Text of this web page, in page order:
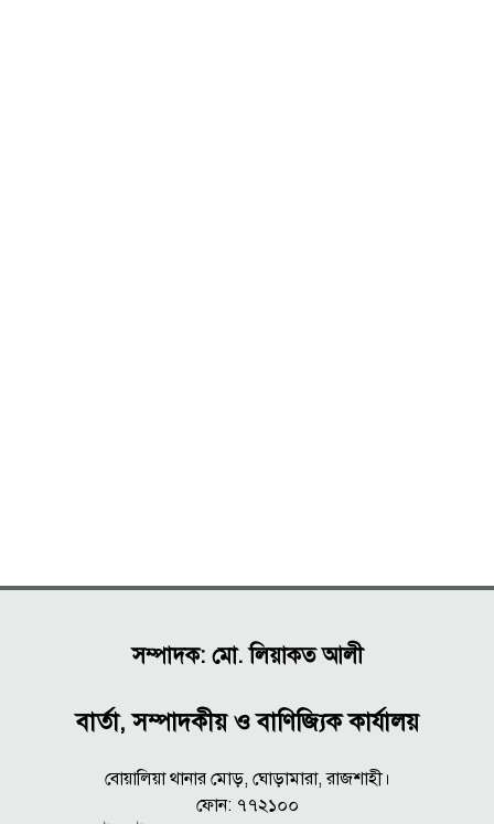
সম্পাদক: মো. লিয়াকত আলী
বার্তা, সম্পাদকীয় ও বাণিজ্যিক কার্যালয়
বোয়ালিয়া থানার মোড়, ঘোড়ামারা, রাজশাহী।
ফোন: ৭৭২১০০